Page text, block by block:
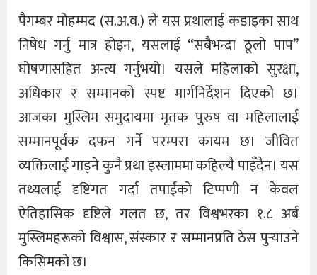
पैगम्बर मोहम्मद (स.अ.व.) ले यस प्रथालाई कडाइका साथ
निषेध गर्नु मात्र होइन, यसलाई “सबैभन्दा ठूलो पाप”
घोषणासहित अन्त्य गर्नुभयो। यसले महिलाको सुरक्षा,
अधिकार र सम्मानको स्पष्ट मार्गनिर्देशन दिएको छ।
आजका मुस्लिम समुदायमा मृतक पुरुष वा महिलालाई
सम्मानपूर्वक दफन गर्ने परम्परा कायम छ। जीवित
व्यक्तिलाई गाड्ने कुनै प्रथा इस्लाममा कहिल्यै पाइँदैन। यस
तथ्यलाई दृष्टिगत गर्दा तपाईंको टिप्पणी न केवल
ऐतिहासिक दृष्टिले गलत छ, तर विश्वभरका १.८ अर्ब
मुस्लिमहरूको विश्वास, संस्कार र सम्मानप्रति ठेस पुर्‍याउने
किसिमको छ।